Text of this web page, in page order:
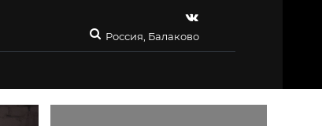
Россия, Балаково